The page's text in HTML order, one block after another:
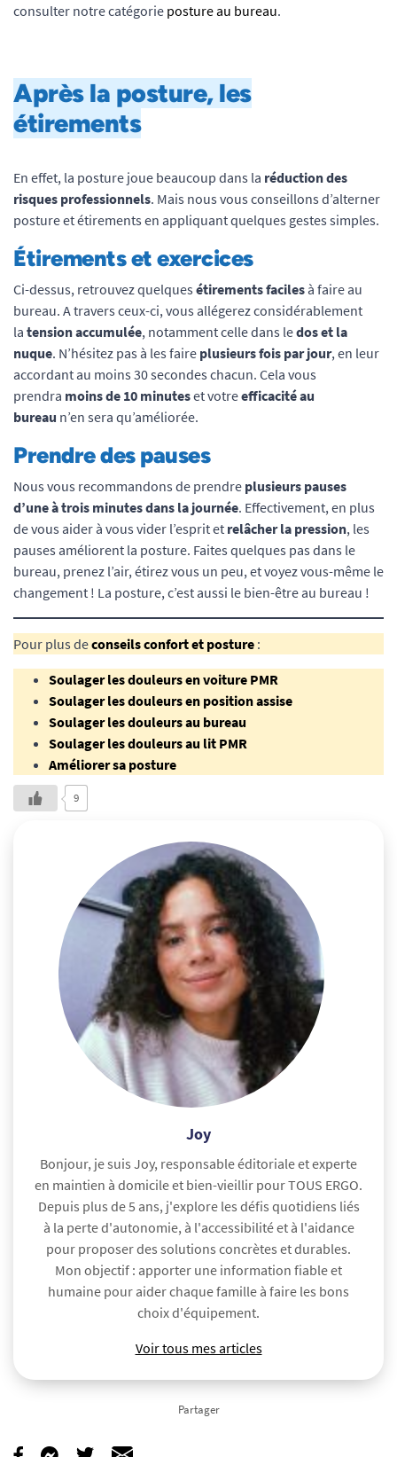
consulter notre catégorie posture au bureau.
Après la posture, les
étirements
En effet, la posture joue beaucoup dans la réduction des
risques professionnels. Mais nous vous conseillons d’alterner
posture et étirements en appliquant quelques gestes simples.
Étirements et exercices
Ci-dessus, retrouvez quelques étirements faciles à faire au
bureau. A travers ceux-ci, vous allégerez considérablement
la tension accumulée, notamment celle dans ledos et la
nuque. N’hésitez pas à les faire plusieurs fois par jour, en leur
accordant au moins 30 secondes chacun. Cela vous
prendra moins de 10 minuteset votreefficacité au
bureau n’en sera qu’améliorée.
Prendre des pauses
Nous vous recommandons de prendre plusieurs pauses
d’une à trois minutes dans la journée. Effectivement, en plus
de vous aider à vous vider l’esprit et relâcher la pression, les
pauses améliorent la posture. Faites quelques pas dans le
bureau, prenez l’air, étirez vous un peu, et voyez vous-même le
changement ! La posture, c’est aussi le bien-être au bureau !
Pour plus deconseils confort et posture :
Soulager les douleurs en voiture PMR
Soulager les douleurs en position assise
Soulager les douleurs au bureau
Soulager les douleurs au lit PMR
Améliorer sa posture
9
Joy
Bonjour, je suis Joy, responsable éditoriale et experte
en maintien à domicile et bien-vieillir pour TOUS ERGO.
Depuis plus de 5 ans, j'explore les défis quotidiens liés
à la perte d'autonomie, à l'accessibilité et à l'aidance
pour proposer des solutions concrètes et durables.
Mon objectif : apporter une information fiable et
humaine pour aider chaque famille à faire les bons
choix d'équipement.
Voir tous mes articles
Partager